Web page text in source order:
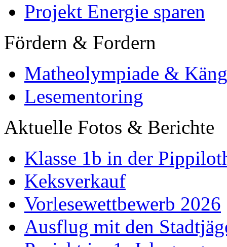
Projekt Energie sparen
Fördern & Fordern
Matheolympiade &
Lesementoring
Aktuelle Fotos & Berichte
Klasse 1b in der
Keksverkauf
Vorlesewettbewerb 2026
Ausflug mit den